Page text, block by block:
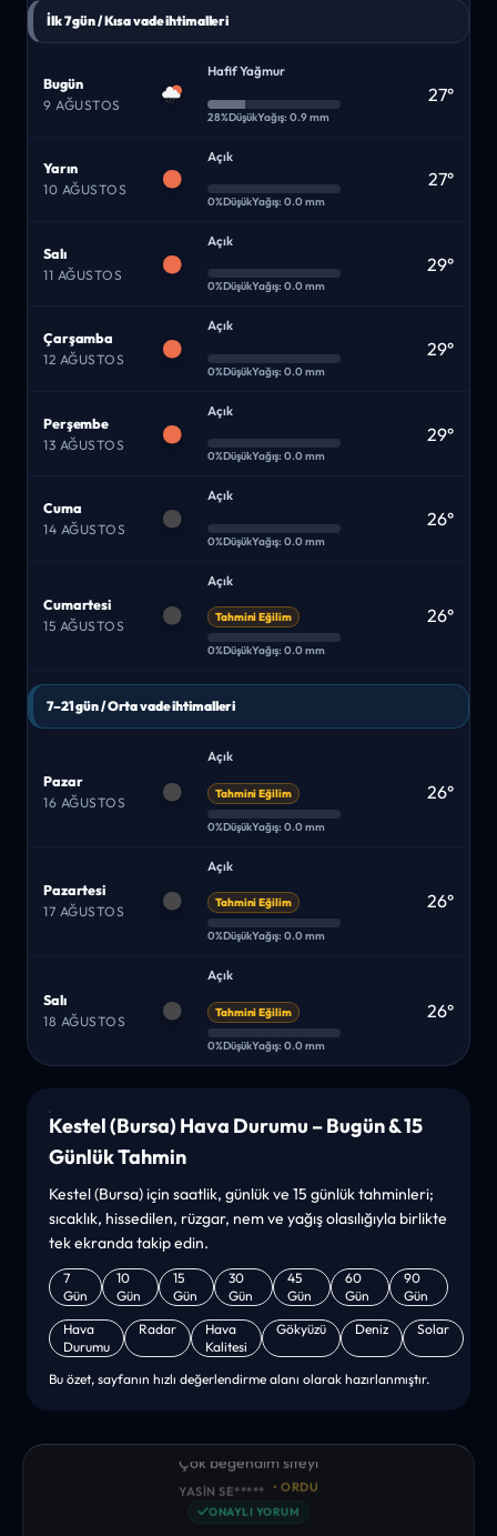
İlk 7 gün / Kısa vade ihtimalleri
Bugün
9 AĞUSTOS
Hafif Yağmur
28%DüşükYağış: 0.9 mm
27°
Yarın
10 AĞUSTOS
Açık
0%DüşükYağış: 0.0 mm
27°
Salı
11 AĞUSTOS
Açık
0%DüşükYağış: 0.0 mm
29°
Çarşamba
12 AĞUSTOS
Açık
0%DüşükYağış: 0.0 mm
29°
Perşembe
13 AĞUSTOS
Açık
0%DüşükYağış: 0.0 mm
29°
Cuma
14 AĞUSTOS
Açık
0%DüşükYağış: 0.0 mm
26°
Cumartesi
15 AĞUSTOS
Açık
Tahmini Eğilim
0%DüşükYağış: 0.0 mm
26°
7–21 gün / Orta vade ihtimalleri
Pazar
16 AĞUSTOS
Açık
Tahmini Eğilim
0%DüşükYağış: 0.0 mm
26°
Pazartesi
17 AĞUSTOS
Açık
Tahmini Eğilim
0%DüşükYağış: 0.0 mm
26°
Salı
18 AĞUSTOS
Açık
Tahmini Eğilim
0%DüşükYağış: 0.0 mm
26°
Kestel (Bursa) Hava Durumu – Bugün & 15
Günlük Tahmin
Kestel (Bursa) için saatlik, günlük ve 15 günlük tahminleri;
sıcaklık, hissedilen, rüzgar, nem ve yağış olasılığıyla birlikte
tek ekranda takip edin.
7
Gün
10
Gün
15
Gün
30
Gün
45
Gün
60
Gün
90
Gün
Hava
Durumu
Radar
Hava
Kalitesi
Gökyüzü Deniz Solar
Bu özet, sayfanın hızlı değerlendirme alanı olarak hazırlanmıştır.
“sanırım yeni bir hava durumu sitesisiniz. ilk defa bu denli bir
site gördüm. bundn sonra sizinleym. tebrikler. sitede
istediğim tüm bilgiyi bulabiliyorum. ekibinizin emeğine saglık”
MUHITTIN ÇE***** • ERZURUM